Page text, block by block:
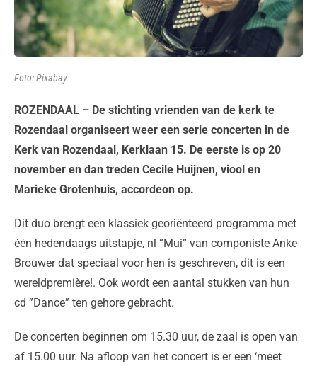
Foto: Pixabay
ROZENDAAL – De stichting vrienden van de kerk te
Rozendaal organiseert weer een serie concerten in de
Kerk van Rozendaal, Kerklaan 15. De eerste is op 20
november en dan treden Cecile Huijnen, viool en
Marieke Grotenhuis, accordeon op.
Dit duo brengt een klassiek georiënteerd programma met
één hedendaags uitstapje, nl ”Mui” van componiste Anke
Brouwer dat speciaal voor hen is geschreven, dit is een
wereldpremière!. Ook wordt een aantal stukken van hun
cd ”Dance” ten gehore gebracht.
De concerten beginnen om 15.30 uur, de zaal is open van
af 15.00 uur. Na afloop van het concert is er een ‘meet